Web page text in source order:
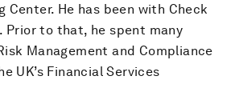
Center. He has been with Check
Prior to that, he spent many
Management and Compliance
UK’s Financial Services